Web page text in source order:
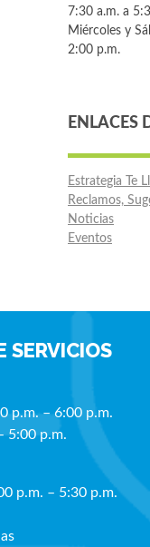
7:30 a.m. a
Miércoles y
2:00 p.m.
ENLACES
Estrategia Te
Reclamos,
Noticias
Eventos
SERVICIOS
p.m. – 6:00 p.m.
5:00 p.m.
p.m. – 5:30 p.m.